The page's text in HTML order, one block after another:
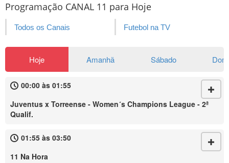
Programação CANAL 11 para Hoje
Todos os Canais Futebol na TV
Hoje Amanhã Sábado
00:00 às 01:55
Juventus x Torreense - Women´s Champions League - 2ª
Qualif.
01:55 às 03:50
11 Na Hora